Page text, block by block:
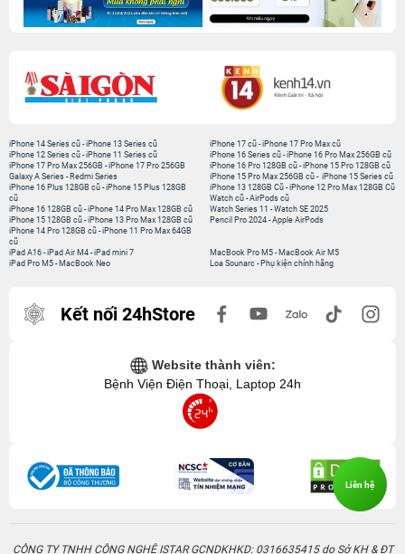
iPhone 14 Series cũ -iPhone 13 Series cũ
iPhone 12 Series cũ -iPhone 11 Series cũ
iPhone 17 Pro Max 256GB -iPhone 17 Pro 256GB
Galaxy A Series - Redmi Series
iPhone 17 cũ-iPhone 17 Pro Max cũ
iPhone 16 Series cũ- iPhone 16 Pro Max 256GB cũ
iPhone 16 Pro 128GB cũ-iPhone 15 Pro 128GB cũ
iPhone 15 Pro Max 256GB cũ- iPhone 15 Series cũ
iPhone 16 Plus 128GB cũ -iPhone 15 Plus 128GB
cũ
iPhone 16 128GB cũ -iPhone 14 Pro Max 128GB cũ
iPhone 15 128GB cũ -iPhone 13 Pro Max 128GB cũ
iPhone 14 Pro 128GB cũ -iPhone 11 Pro Max 64GB
cũ
iPhone 13 128GB Cũ-iPhone 12 Pro Max 128GB Cũ
Watch cũ-AirPods cũ
Watch Series 11 -Watch SE 2025
Pencil Pro 2024-Apple AirPods
iPad A16 -iPad Air M4 -iPad mini 7
iPad Pro M5 - MacBook Neo
MacBook Pro M5- MacBook Air M5
Loa Sounarc- Phụ kiện chính hãng
Kết nối 24hStore
Website thành viên:
Bệnh Viện Điện Thoại, Laptop 24h
CÔNG TY TNHH CÔNG NGHỆ ISTAR GCNDKHKD: 0316635415 do Sở KH & ĐT
Liên hệ